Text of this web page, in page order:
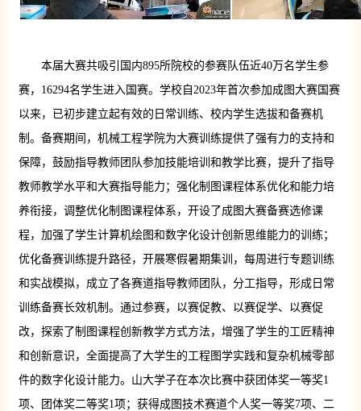
本届大赛共吸引国内895所院校的参赛队伍近40万名学生参
赛，16294名学生进入国赛。学校自2023年首次参加成图大赛国赛
以来，已初步建立起有效的日常训练、校内学生选拔和备赛机
制。备赛期间，机械工程学院为大赛训练提供了强有力的支持和
保障，鼓励指导教师团队参加技能培训和教学比赛，提升了指导
教师教学水平和大赛指导能力；强化制图课程体系优化和能力培
养衔接，调整优化制图课程体系，开设了成图大赛备赛选修课
程，加强了学生计算机绘图和数字化设计创新思维能力的训练；
优化备赛训练提升路径，开展寒假暑期集训，每周进行专题训练
和实战模拟，成立了各赛道指导教师团队，分工指导，形成日常
训练备赛长效机制。通过参赛，以赛促教、以赛促学、以赛促
改，探索了制图课程创新教学方式方法，增强了学生的工匠精神
和创新意识，全面提高了大学生的工程图学实践和复杂机械零部
件的数字化设计能力。山大学子在本次比赛中获团体奖一等奖1
项、
团体奖二等奖1项；获得成图技术赛道个人奖一等奖7项、二